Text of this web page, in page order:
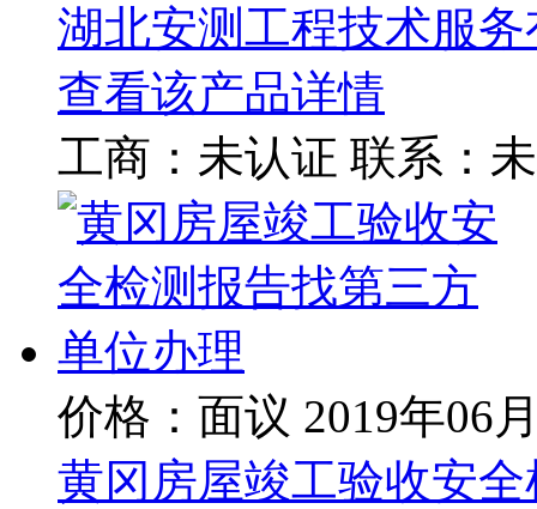
湖北安测工程技术服
查看该产品详情
工商： 未认证 联系：
价格：面议 2019年06
黄冈房屋竣工验收安